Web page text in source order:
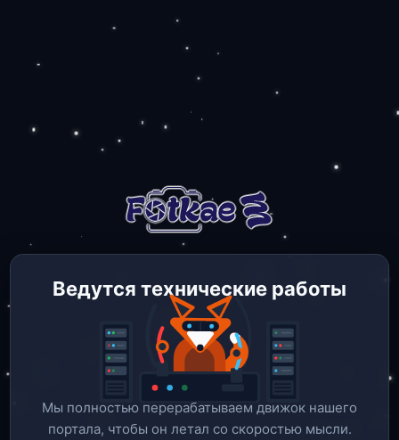
Ведутся технические работы
Мы полностью перерабатываем движок нашего
портала, чтобы он летал со скоростью мысли.